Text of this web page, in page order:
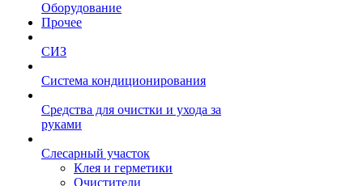
Оборудование
Прочее
СИЗ
Система кондиционирования
Средства для очистки и ухода за
руками
Слесарный участок
Клея и герметики
Очистители